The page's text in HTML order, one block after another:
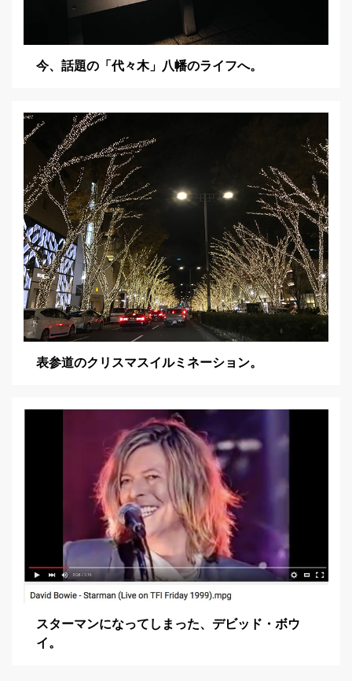
今、話題の「代々木」八幡のライフへ。
表参道のクリスマスイルミネーション。
スターマンになってしまった、デビッド・ボウ
イ。